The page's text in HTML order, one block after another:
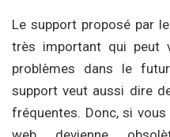
Le support proposé par
très important qui peut
problèmes dans le
support veut aussi dire
fréquentes. Donc, si